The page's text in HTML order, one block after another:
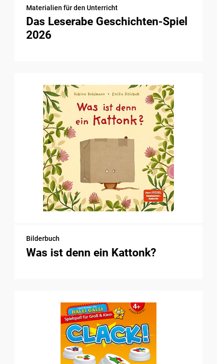
Materialien für den Unterricht
Das Leserabe Geschichten-Spiel
2026
Bilderbuch
Was ist denn ein Kattonk?